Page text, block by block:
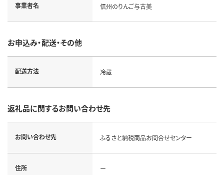
事業者名 信州のりんご与古美
お申込み・配送・その他
配送方法 冷蔵
返礼品に関するお問い合わせ先
お問い合わせ先 ふるさと納税商品お問合せセンター
住所 ー